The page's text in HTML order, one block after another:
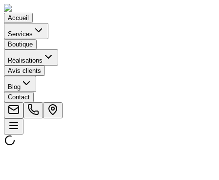
Accueil
Services
Boutique
Réalisations
Avis clients
Blog
Contact